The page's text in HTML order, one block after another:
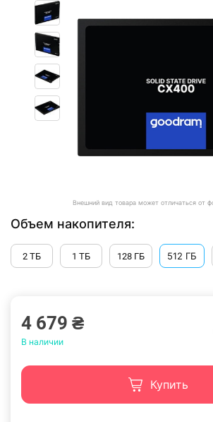
Внешний вид товара может отличаться от
Объем накопителя:
2 ТБ 1 ТБ 128 ГБ 512 ГБ
4 679 ₴
В наличии
Купить